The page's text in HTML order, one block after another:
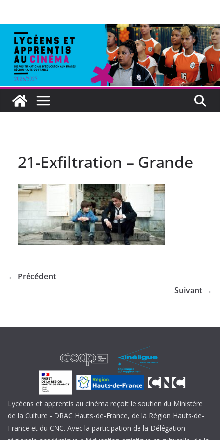
21-Exfiltration – Grande
← Précédent
Suivant →
Lycéens et apprentis au cinéma reçoit le soutien du Ministère
de la Culture - DRAC Hauts-de-France, de la Région Hauts-de-
France et du CNC. Avec la participation de la Délégation